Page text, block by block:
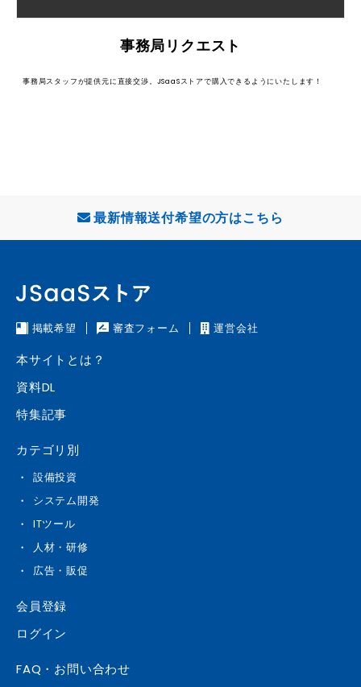
事務局リクエスト
事務局スタッフが提供元に直接交渉。JSaaSストアで購入できるようにいたします！
最新情報送付希望の方はこちら
掲載希望 審査フォーム 運営会社
本サイトとは？
資料DL
特集記事
カテゴリ別
設備投資
システム開発
ITツール
人材・研修
広告・販促
会員登録
ログイン
FAQ・お問い合わせ